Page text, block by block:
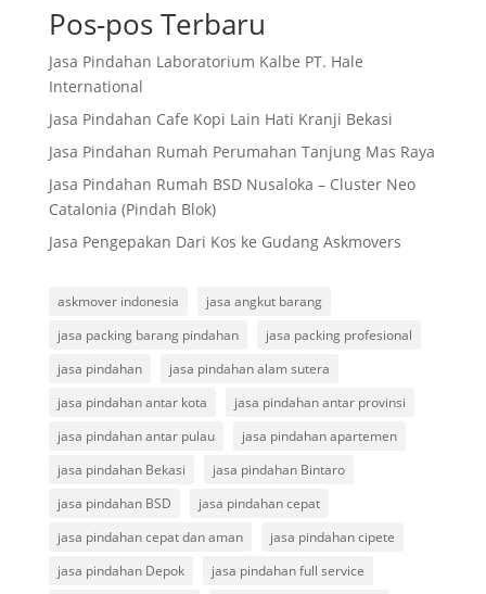
Pos-pos Terbaru
Jasa Pindahan Laboratorium Kalbe PT. Hale
International
Jasa Pindahan Cafe Kopi Lain Hati Kranji Bekasi
Jasa Pindahan Rumah Perumahan Tanjung Mas Raya
Jasa Pindahan Rumah BSD Nusaloka – Cluster Neo
Catalonia (Pindah Blok)
Jasa Pengepakan Dari Kos ke Gudang Askmovers
askmover indonesia
jasa angkut barang
jasa packing barang pindahan
jasa packing profesional
jasa pindahan
jasa pindahan alam sutera
jasa pindahan antar kota
jasa pindahan antar provinsi
jasa pindahan antar pulau
jasa pindahan apartemen
jasa pindahan Bekasi
jasa pindahan Bintaro
jasa pindahan BSD
jasa pindahan cepat
jasa pindahan cepat dan aman
jasa pindahan cipete
jasa pindahan Depok
jasa pindahan full service